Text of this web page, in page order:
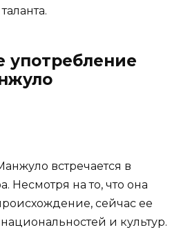
употребление
встречается в
Несмотря на то, что она
сейчас ее
и культур.